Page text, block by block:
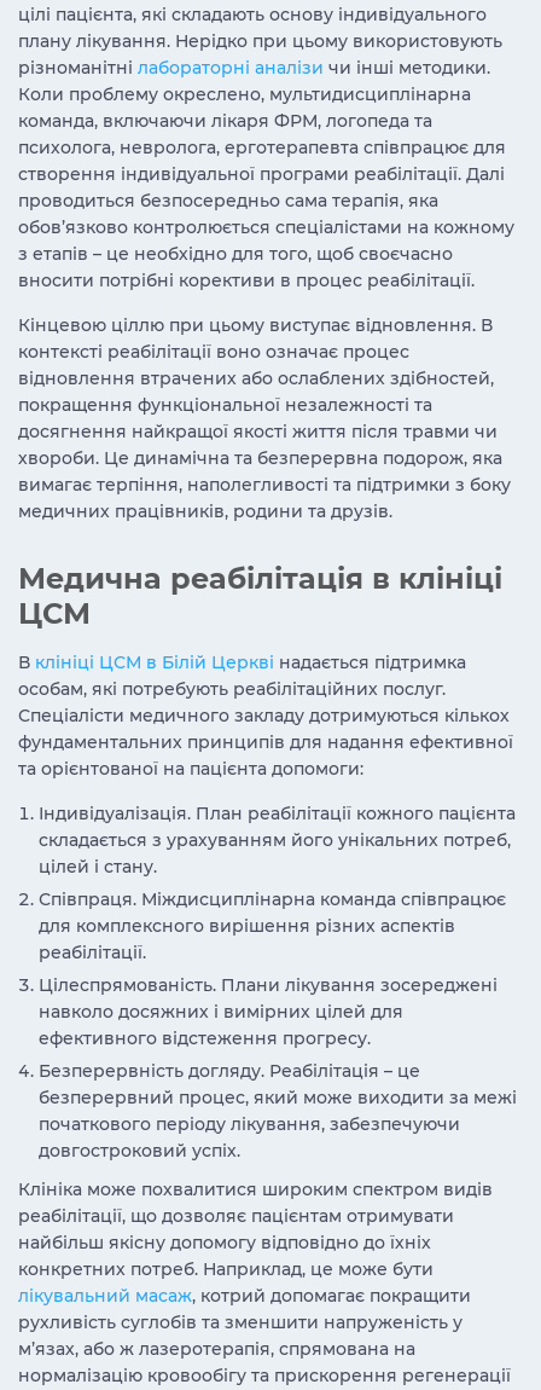
цілі пацієнта, які складають основу індивідуального
плану лікування. Нерідко при цьому використовують
різноманітні лабораторні аналізи чи інші методики.
Коли проблему окреслено, мультидисциплінарна
команда, включаючи лікаря ФРМ, логопеда та
психолога, невролога, ерготерапевта співпрацює для
створення індивідуальної програми реабілітації. Далі
проводиться безпосередньо сама терапія, яка
обов’язково контролюється спеціалістами на кожному
з етапів – це необхідно для того, щоб своєчасно
вносити потрібні корективи в процес реабілітації.
Кінцевою ціллю при цьому виступає відновлення. В
контексті реабілітації воно означає процес
відновлення втрачених або ослаблених здібностей,
покращення функціональної незалежності та
досягнення найкращої якості життя після травми чи
хвороби. Це динамічна та безперервна подорож, яка
вимагає терпіння, наполегливості та підтримки з боку
медичних працівників, родини та друзів.
Медична реабілітація в клініці
ЦСМ
В клініці ЦСМ в Білій Церкві надається підтримка
особам, які потребують реабілітаційних послуг.
Спеціалісти медичного закладу дотримуються кількох
фундаментальних принципів для надання ефективної
та орієнтованої на пацієнта допомоги:
Індивідуалізація. План реабілітації кожного пацієнта
складається з урахуванням його унікальних потреб,
цілей і стану.
Співпраця. Міждисциплінарна команда співпрацює
для комплексного вирішення різних аспектів
реабілітації.
Цілеспрямованість. Плани лікування зосереджені
навколо досяжних і вимірних цілей для
ефективного відстеження прогресу.
Безперервність догляду. Реабілітація – це
безперервний процес, який може виходити за межі
початкового періоду лікування, забезпечуючи
довгостроковий успіх.
Клініка може похвалитися широким спектром видів
реабілітації, що дозволяє пацієнтам отримувати
найбільш якісну допомогу відповідно до їхніх
конкретних потреб. Наприклад, це може бути
лікувальний масаж, котрий допомагає покращити
рухливість суглобів та зменшити напруженість у
м’язах, або ж лазеротерапія, спрямована на
нормалізацію кровообігу та прискорення регенерації